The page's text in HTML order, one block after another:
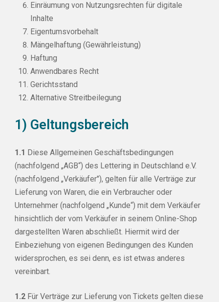
Einräumung von Nutzungsrechten für digitale
Inhalte
Eigentumsvorbehalt
Mängelhaftung (Gewährleistung)
Haftung
Anwendbares Recht
Gerichtsstand
Alternative Streitbeilegung
1) Geltungsbereich
1.1 Diese Allgemeinen Geschäftsbedingungen
(nachfolgend „AGB“) des Lettering in Deutschland e.V.
(nachfolgend „Verkäufer"), gelten für alle Verträge zur
Lieferung von Waren, die ein Verbraucher oder
Unternehmer (nachfolgend „Kunde“) mit dem Verkäufer
hinsichtlich der vom Verkäufer in seinem Online-Shop
dargestellten Waren abschließt. Hiermit wird der
Einbeziehung von eigenen Bedingungen des Kunden
widersprochen, es sei denn, es ist etwas anderes
vereinbart.
1.2 Für Verträge zur Lieferung von Tickets gelten diese